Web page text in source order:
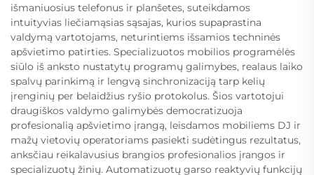
išmaniuosius telefonus ir planšetes, suteikdamos
intuityvias liečiamąsias sąsajas, kurios supaprastina
valdymą vartotojams, neturintiems išsamios techninės
apšvietimo patirties. Specializuotos mobilios programėlės
siūlo iš anksto nustatytų programų galimybes, realaus laiko
spalvų parinkimą ir lengvą sinchronizaciją tarp kelių
įrenginių per belaidžius ryšio protokolus. Šios vartotojui
draugiškos valdymo galimybės democratizuoja
profesionalią apšvietimo įrangą, leisdamos mobiliems DJ ir
mažų vietovių operatoriams pasiekti sudėtingus rezultatus,
anksčiau reikalavusius brangios profesionalios įrangos ir
specializuotų žinių. Automatizuotų garso reaktyvių funkcijų